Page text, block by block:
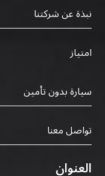
نبذة عن شركتنا
امتياز
سيارة بدون تأمين
تواصل معنا
العنوان